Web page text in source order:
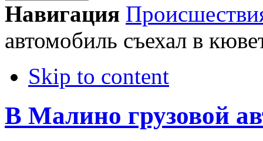
Навигация
автомобиль съехал в
Skip to content
В Малино грузовой